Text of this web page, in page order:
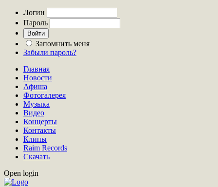
Логин
Пароль
Запомнить меня
Забыли пароль?
Главная
Новости
Афиша
Фотогалерея
Музыка
Видео
Концерты
Контакты
Клипы
Raim Records
Скачать
Open login